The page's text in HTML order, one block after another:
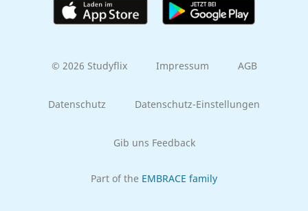
© 2026 Studyflix Impressum AGB
Datenschutz Datenschutz-Einstellungen
Gib uns Feedback
Part of the EMBRACE family